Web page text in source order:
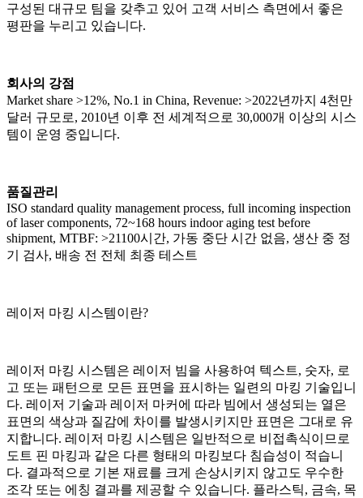
구성된 대규모 팀을 갖추고 있어 고객 서비스 측면에서 좋은
평판을 누리고 있습니다.
회사의 강점
Market share >12%, No.1 in China, Revenue: >2022년까지 4천만
달러 규모로, 2010년 이후 전 세계적으로 30,000개 이상의 시스
템이 운영 중입니다.
품질관리
ISO standard quality management process, full incoming inspection
of laser components, 72~168 hours indoor aging test before
shipment, MTBF: >21100시간, 가동 중단 시간 없음, 생산 중 정
기 검사, 배송 전 전체 최종 테스트
레이저 마킹 시스템이란?
레이저 마킹 시스템은 레이저 빔을 사용하여 텍스트, 숫자, 로
고 또는 패턴으로 모든 표면을 표시하는 일련의 마킹 기술입니
다. 레이저 기술과 레이저 마커에 따라 빔에서 생성되는 열은
표면의 색상과 질감에 차이를 발생시키지만 표면은 그대로 유
지합니다. 레이저 마킹 시스템은 일반적으로 비접촉식이므로
도트 핀 마킹과 같은 다른 형태의 마킹보다 침습성이 적습니
다. 결과적으로 기본 재료를 크게 손상시키지 않고도 우수한
조각 또는 에칭 결과를 제공할 수 있습니다. 플라스틱, 금속, 목